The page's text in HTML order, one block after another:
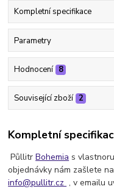
Kompletní specifikace
Parametry
Hodnocení 8
Související zboží 2
Kompletní
PůllitrBohemia s
objednávky nám zašlete
info@pullitr.cz , v emailu